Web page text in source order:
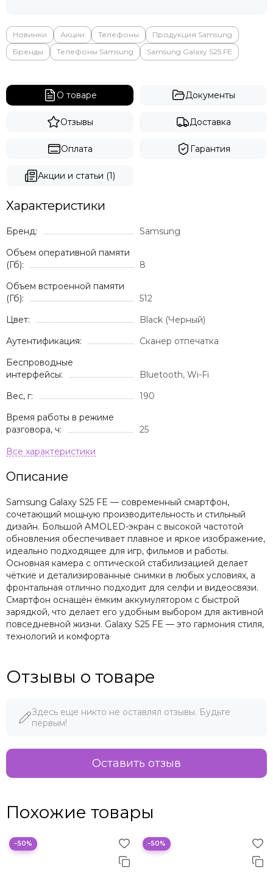
Новинки Акции Телефоны
Продукция Samsung
Бренды
Телефоны Samsung Samsung Galaxy S25 FE
О товаре Документы
Отзывы Доставка
Оплата Гарантия
Акции и статьи (1)
Характеристики
Бренд:
Samsung
Объем оперативной памяти
(Гб):
8
Объем встроенной памяти
(Гб):
512
Цвет:
Black (Черный)
Аутентификация:
Сканер отпечатка
Беспроводные
интерфейсы:
Bluetooth, Wi-Fi
Вес, г:
190
Время работы в режиме
разговора, ч:
25
Описание
Samsung Galaxy S25 FE — современный смартфон,
сочетающий мощную производительность и стильный
дизайн. Большой AMOLED-экран с высокой частотой
обновления обеспечивает плавное и яркое изображение,
идеально подходящее для игр, фильмов и работы.
Основная камера с оптической стабилизацией делает
чёткие и детализированные снимки в любых условиях, а
фронтальная отлично подходит для селфи и видеосвязи.
Смартфон оснащён ёмким аккумулятором с быстрой
зарядкой, что делает его удобным выбором для активной
повседневной жизни. Galaxy S25 FE — это гармония стиля,
технологий и комфорта
Отзывы о товаре
Здесь еще никто не оставлял отзывы. Будьте
первым!
Оставить отзыв
Похожие товары
−50% −50%